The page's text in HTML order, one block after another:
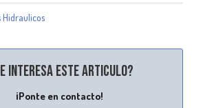
Hidraulicos
interesa este articulo?
¡Ponte en contacto!